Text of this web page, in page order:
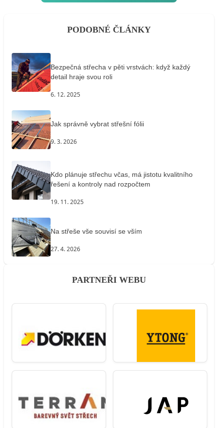
PODOBNÉ ČLÁNKY
Bezpečná střecha v pěti vrstvách: když každý
detail hraje svou roli
6. 12. 2025
Jak správně vybrat střešní fólii
9. 3. 2026
Kdo plánuje střechu včas, má jistotu kvalitního
řešení a kontroly nad rozpočtem
19. 11. 2025
Na střeše vše souvisí se vším
27. 4. 2026
PARTNEŘI WEBU